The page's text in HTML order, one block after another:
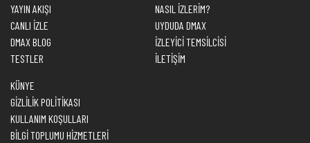
YAYIN AKIŞI
CANLI İZLE
DMAX BLOG
TESTLER
NASIL İZLERİM?
UYDUDA DMAX
İZLEYİCİ TEMSİLCİSİ
İLETİŞİM
KÜNYE
GİZLİLİK POLİTİKASI
KULLANIM KOŞULLARI
BİLGİ TOPLUMU HİZMETLERİ